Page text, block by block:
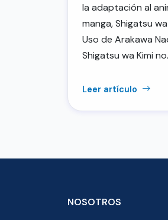
la adaptación al
manga, Shigatsu
Uso de Arakawa
Shigatsu wa Kimi
Leer artículo
NOSOTROS